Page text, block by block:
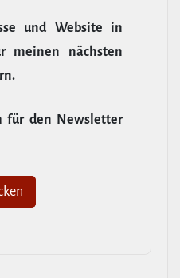
und Website in
meinen nächsten
für den News­letter